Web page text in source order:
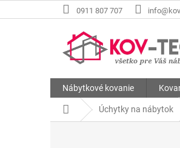
na
0911 807 707
Nábytkové kovanie
DomovÚchytky na nábytok